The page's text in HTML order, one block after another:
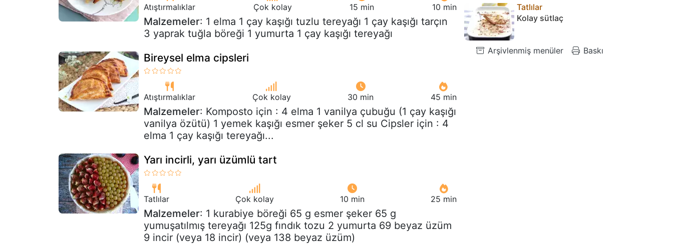
Atıştırmalıklar Çok kolay 15 min 10 min
Malzemeler: 1 elma 1 çay kaşığı tuzlu tereyağı 1 çay kaşığı tarçın
3 yaprak tuğla böreği 1 yumurta 1 çay kaşığı tereyağı
Bireysel elma cipsleri
Atıştırmalıklar Çok kolay 30 min 45 min
Malzemeler: Komposto için : 4 elma 1 vanilya çubuğu (1 çay kaşığı
vanilya özütü) 1 yemek kaşığı esmer şeker 5 cl su Cipsler için : 4
elma 1 çay kaşığı tereyağı...
Yarı incirli, yarı üzümlü tart
Tatlılar Çok kolay 10 min 25 min
Malzemeler: 1 kurabiye böreği 65 g esmer şeker 65 g
yumuşatılmış tereyağı 125g fındık tozu 2 yumurta 69 beyaz üzüm
9 incir (veya 18 incir) (veya 138 beyaz üzüm)
Tatlılar
Kolay sütlaç
Arşivlenmiş menüler Baskı